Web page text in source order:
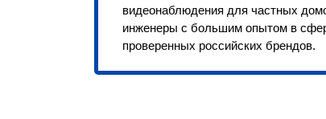
видеонаблюдения для частных
инженеры с большим опытом в
проверенных российских брендов.